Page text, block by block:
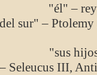
rey
del sur" –
hijos" (los
– Seleucus III,